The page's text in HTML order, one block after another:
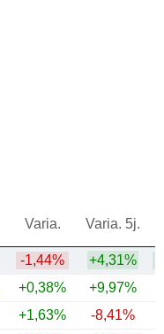
Varia. Varia. 5j.
-1,44% +4,31%
+0,38% +9,97%
+1,63% -8,41%